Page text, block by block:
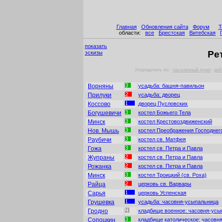
Главная Обновления сайта Форум
области: все Брестская Витебская
показать
эскизы
Упорядочить по: населенный пункт
Ворняны усадьба: башня-павильон
Прилуки усадьба: дворец
Коссово дворец Пусловских
Богушевичи костел Божьего Тела
Минск костел Крестовоздвиженский
Нов. Мышь костел Преображения
Раубичи костел св. Матфея
Гожа костел св. Петра и Павла
Жупраны костел св. Петра и Павла
Рожанка костел св. Петра и Павла
Минск костел Троицкий (св. Роха)
Райца церковь св. Варвары
Сарья церковь Успенская
Грушевка усадьба: часовня-усыпальница
Гродно кладбище военное: часовня-
Сопоцкин кладбище католическое: